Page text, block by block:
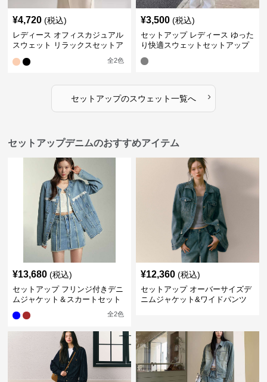
¥4,720 (税込)
レディース オフィスカジュアル
スウェット リラックスセットア
全2色
¥3,500 (税込)
セットアップ レディース ゆった
り快適スウェットセットアップ
セットアップのスウェット一覧へ ›
セットアップデニムのおすすめアイテム
¥13,680 (税込)
セットアップ フリンジ付きデニ
ムジャケット＆スカートセット
全2色
¥12,360 (税込)
セットアップ オーバーサイズデ
ニムジャケット&ワイドパンツ